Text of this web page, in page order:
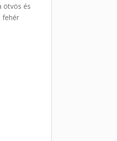
ötvös és
fehér